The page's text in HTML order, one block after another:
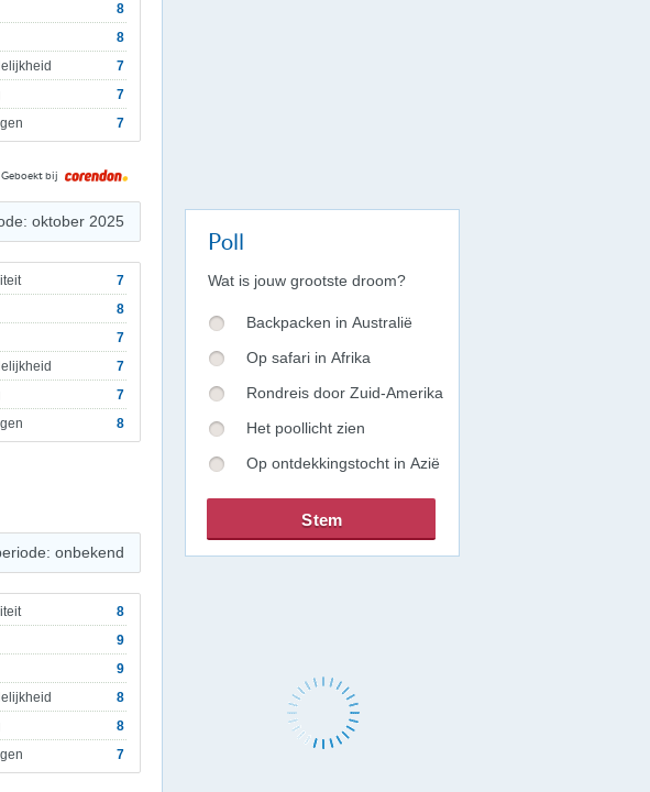
8
8
7
7
7
Geboekt bij
oktober 2025
7
8
7
7
7
8
onbekend
8
9
9
8
8
7
Poll
Wat is jouw grootste droom?
Backpacken in Australië
Op safari in Afrika
Rondreis door Zuid-Amerika
Het poollicht zien
Op ontdekkingstocht in Azië